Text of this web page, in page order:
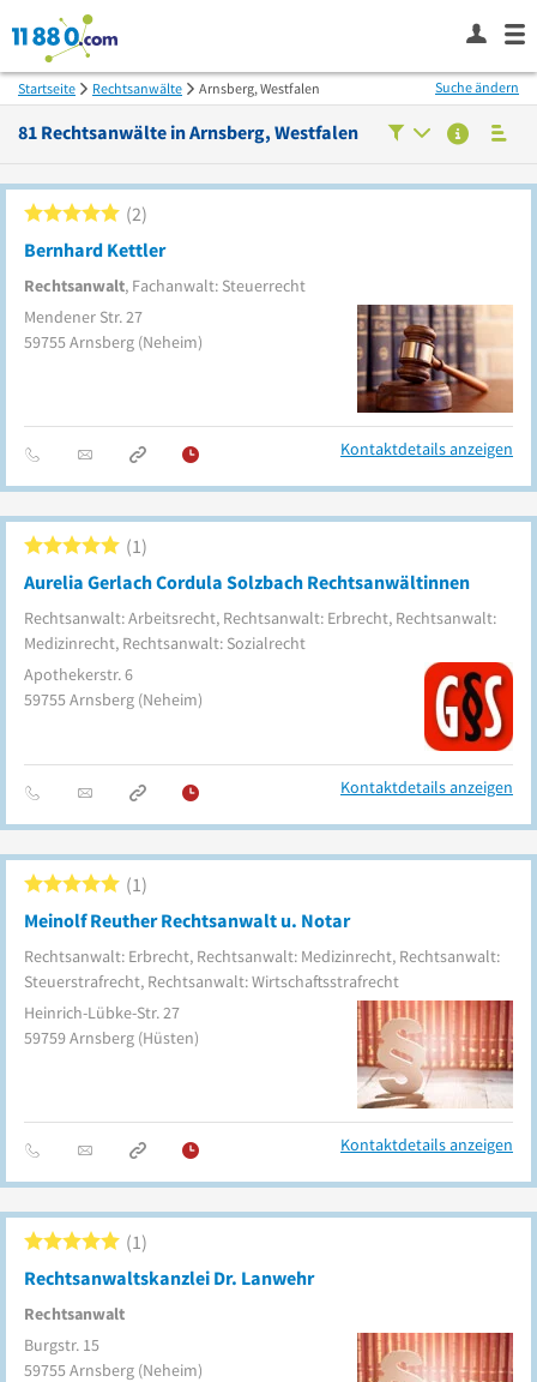
Startseite Rechtsanwälte Arnsberg, Westfalen
81 Rechtsanwälte inArnsberg, Westfalen
Suche ändern
Bernhard Kettler
Rechtsanwalt, Fachanwalt: Steuerrecht
2
Mendener Str. 27
59755Arnsberg (Neheim)
Kontaktdetails anzeigen
Aurelia Gerlach Cordula Solzbach Rechtsanwältinnen
Rechtsanwalt: Arbeitsrecht, Rechtsanwalt: Erbrecht, Rechtsanwalt:
Medizinrecht, Rechtsanwalt: Sozialrecht
1
Apothekerstr. 6
59755Arnsberg (Neheim)
Kontaktdetails anzeigen
Meinolf Reuther Rechtsanwalt u. Notar
Rechtsanwalt: Erbrecht, Rechtsanwalt: Medizinrecht, Rechtsanwalt:
Steuerstrafrecht, Rechtsanwalt: Wirtschaftsstrafrecht
1
Heinrich-Lübke-Str. 27
59759Arnsberg (Hüsten)
Kontaktdetails anzeigen
Rechtsanwaltskanzlei Dr. Lanwehr
Rechtsanwalt
1
Burgstr. 15
59755Arnsberg (Neheim)